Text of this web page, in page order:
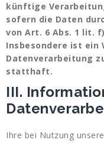
künftige
sofern die Daten
von Art. 6 Abs. 1 lit.
Insbesondere ist ein
Datenverarbeitung
statthaft.
III.
Ihre bei Nutzung